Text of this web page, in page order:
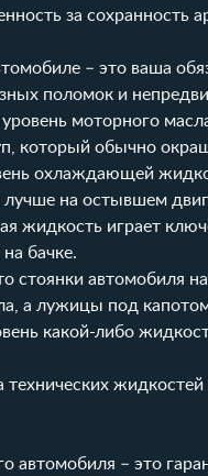
за сохранность
– это ваша
поломок и
моторного
который обычно
охлаждающей
на остывшем
жидкость играет
бачке.
стоянки автомобиля
а лужицы под
какой-либо
технических
– это